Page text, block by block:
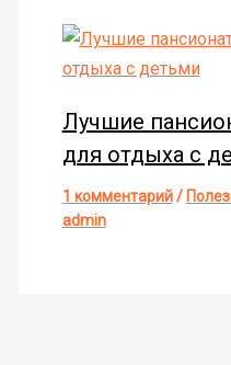
Лучшие
для отдыха с
1 комментарий /
admin